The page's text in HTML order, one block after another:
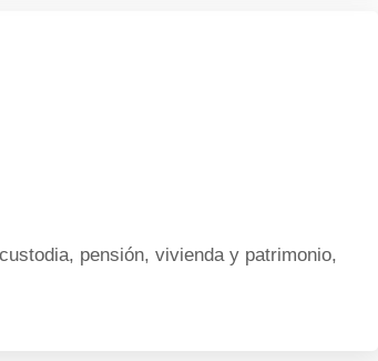
pensión, vivienda y patrimonio,